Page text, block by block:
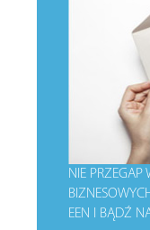
NIE PRZEGAP
EEN I BĄDŹ